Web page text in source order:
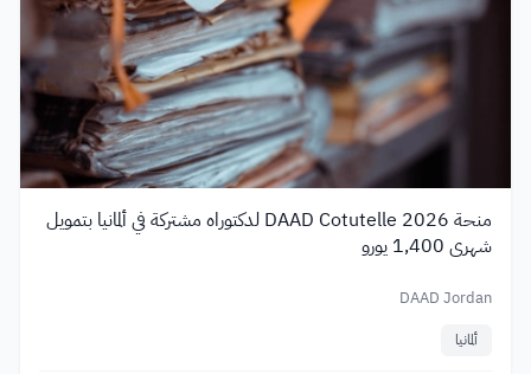
منحة DAAD Cotutelle 2026 لدكتوراه مشتركة في ألمانيا بتمويل
شهري 1,400 يورو
DAAD Jordan
ألمانيا